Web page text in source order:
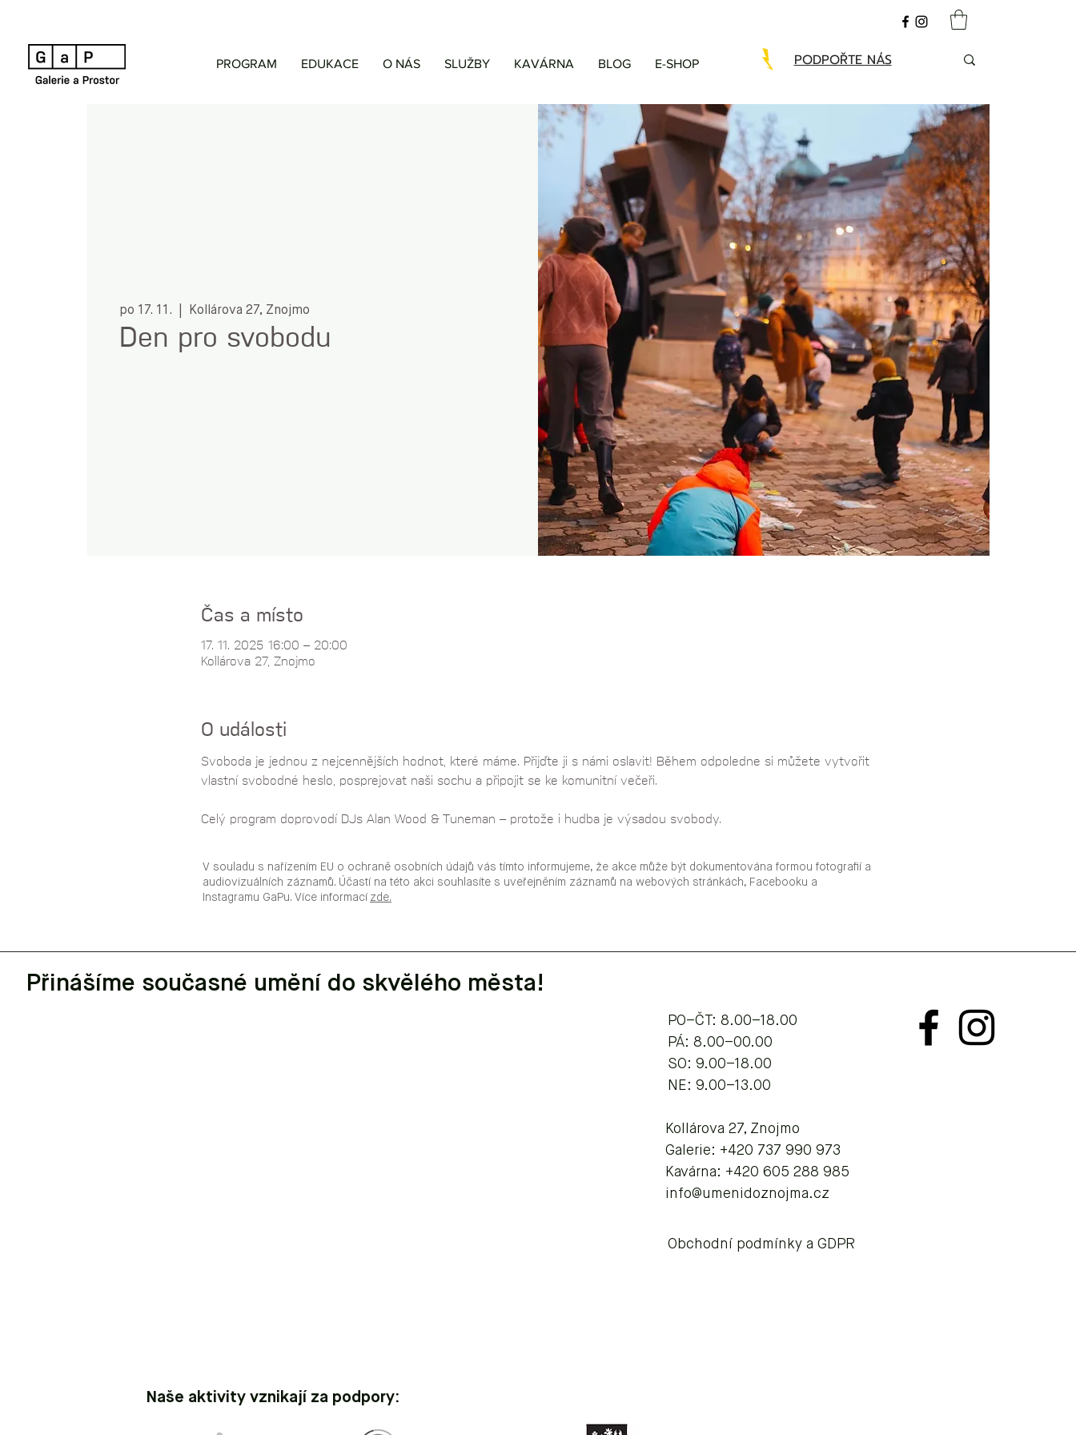
PROGRAM EDUKACE O NÁS SLUŽBY KAVÁRNA BLOG E-SHOP PODPOŘTE NÁS
po 17. 11. Kollárova 27, Znojmo
Den pro svobodu
Čas a místo
17. 11. 2025 16:00 – 20:00
Kollárova 27, Znojmo
O události
Svoboda je jednou z nejcennějších hodnot, které máme. Přijďte ji s námi oslavit! Během odpoledne si můžete vytvořit
vlastní svobodné heslo, posprejovat naši sochu a připojit se ke komunitní večeři.
Celý program doprovodí DJs Alan Wood & Tuneman – protože i hudba je výsadou svobody.
V souladu s nařízením EU o ochraně osobních údajů vás tímto informujeme, že akce může být dokumentována formou fotografií a
audiovizuálních záznamů. Účastí na této akci souhlasíte s uveřejněním záznamů na webových stránkách, Facebooku a
Instagramu GaPu. Více informací zde.
Přinášíme současné umění do skvělého města!
PO–ČT: 8.00–18.00
​​​PÁ: 8.00–00.00
SO: 9.00–18.00
NE: 9.00–13.00
Kollárova 27, Znojmo
Galerie: +420 737 990 973
Kavárna: +420 605 288 985
info@umenidoznojma.cz
Obchodní podmínky a GDPR
Naše aktivity vznikají za podpory: